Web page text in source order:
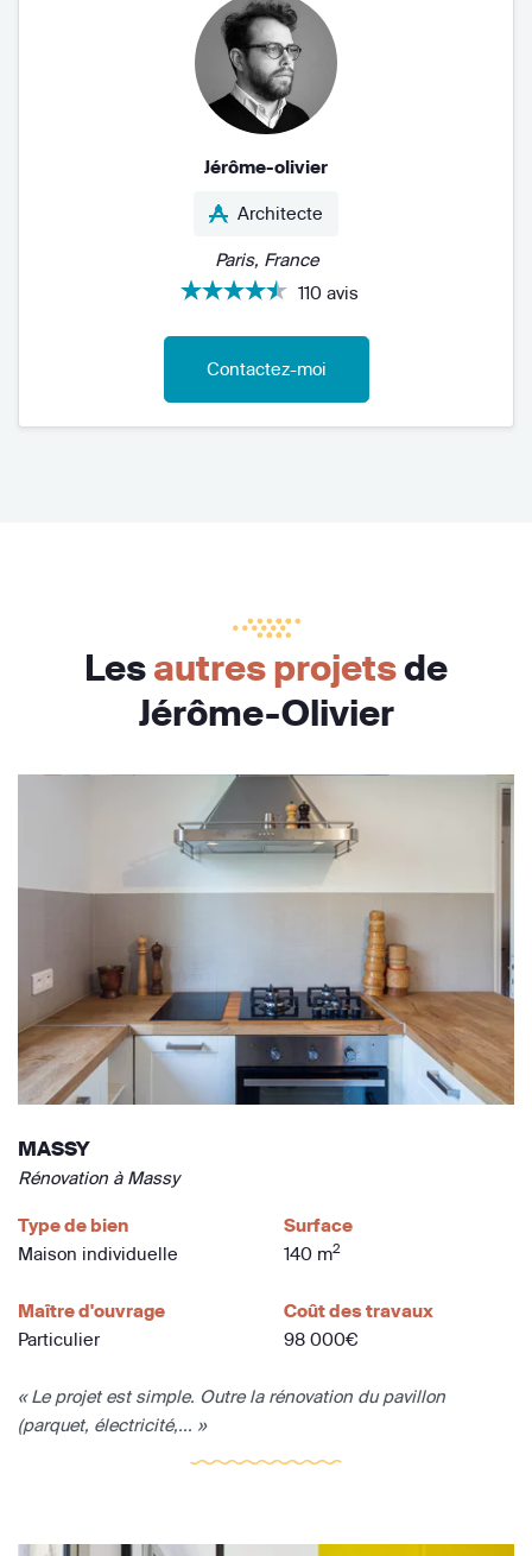
Jérôme-olivier
Architecte
Paris, France
110 avis
Contactez-moi
Lesautres projetsde
Jérôme-Olivier
MASSY
Rénovation à Massy
Type de bien
Maison individuelle
Surface
140 m2
Maître d'ouvrage
Particulier
Coût des travaux
98 000€
« Le projet est simple. Outre la rénovation du pavillon
(parquet, électricité,... »